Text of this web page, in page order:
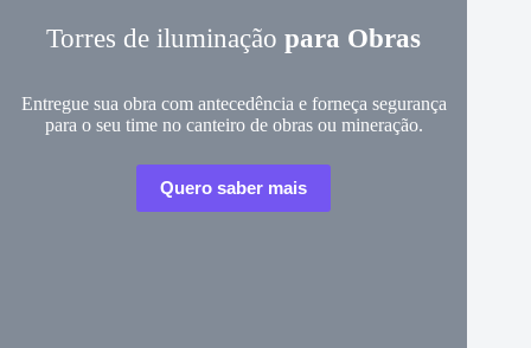
Torres de iluminaçãopara Obras
Entregue sua obra com antecedência e forneça segurança
para o seu time no canteiro de obras ou mineração.
Quero saber mais